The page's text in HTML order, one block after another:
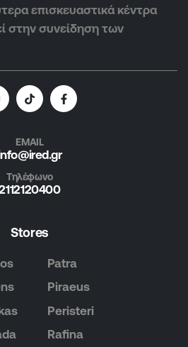
επισκευαστικά κέντρα
στην συνείδηση των
EMAIL
Τηλέφωνο
Stores
Patra
Piraeus
Peristeri
Rafina